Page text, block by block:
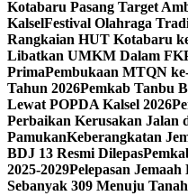
Kotabaru Pasang Target
KalselFestival Olahraga
Rangkaian HUT Kotabaru
Libatkan UMKM Dalam
PrimaPembukaan MTQN
Tahun 2026Pemkab Tanbu
Lewat POPDA Kalsel 2026
Perbaikan Kerusakan Jalan
PamukanKeberangkatan
BDJ 13 Resmi Dilepas
2025-2029Pelepasan
Sebanyak 309 Menuju